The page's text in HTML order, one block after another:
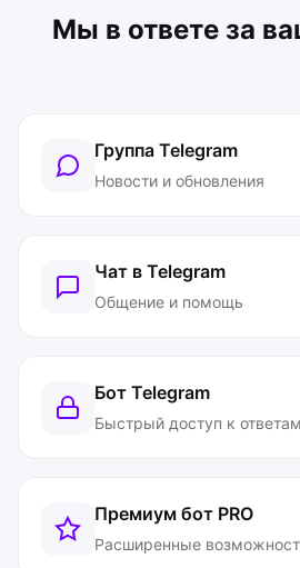
Мы в ответе за
Группа Telegram
Новости и обновления
Чат в Telegram
Общение и помощь
Бот Telegram
Быстрый доступ к ответам
Премиум бот PRO
Расширенные